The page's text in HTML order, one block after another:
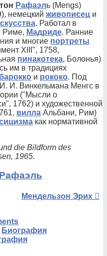
Рафаэль (Mengs)
немецкий живописец и
. Работал в
Риме, Мадриде. Ранние
и многие портреты
XIII", 1758,
пинакотека, Болонья)
им в традициях
и рококо. Под
И. Винкельмана Менгс в
("Мысли о
1762) и художественной
вилла Альбани, Рим)
как нормативной
die Bildform des
1965.
Мендельзон Эрих
Биография